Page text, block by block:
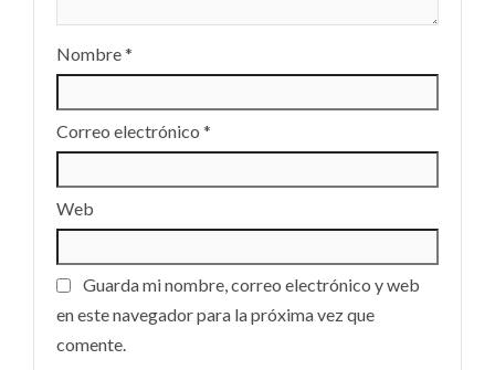
Nombre*
Correo electrónico *
Web
Guarda mi nombre, correo electrónico y web
en este navegador para la próxima vez que
comente.